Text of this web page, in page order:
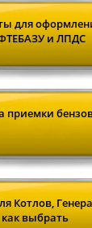
для
и ЛПДС
приемки
Котлов,
как выбрать